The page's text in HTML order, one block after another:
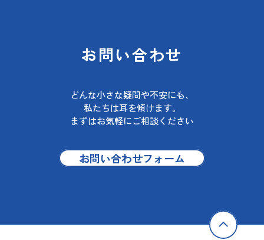
お問い合わせ
どんな小さな疑問や不安にも、
私たちは耳を傾けます。
まずはお気軽にご相談ください
お問い合わせフォーム